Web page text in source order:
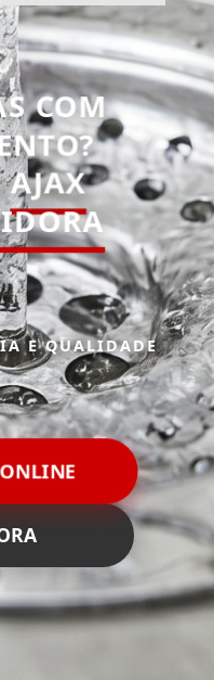
COM
AJAX
E QUALIDADE